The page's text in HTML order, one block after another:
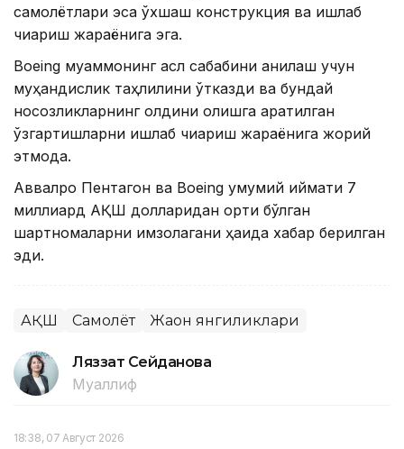
самолётлари эса ўхшаш конструкция ва ишлаб
чиқариш жараёнига эга.
Boeing муаммонинг асл сабабини аниқлаш учун
муҳандислик таҳлилини ўтказди ва бундай
носозликларнинг олдини олишга қаратилган
ўзгартишларни ишлаб чиқариш жараёнига жорий
этмоқда.
Аввалроқ Пентагон ва Boeing умумий қиймати 7
миллиард АҚШ долларидан ортиқ бўлган
шартномаларни имзолагани ҳақида хабар берилган
эди.
АҚШ Самолёт Жаҳон янгиликлари
Ляззат Сейданова
Муаллиф
18:38, 07 Август 2026